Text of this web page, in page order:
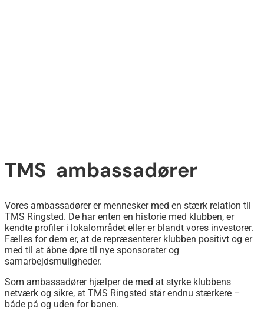
TMS ambassadører
Vores ambassadører er mennesker med en stærk relation til
TMS Ringsted. De har enten en historie med klubben, er
kendte profiler i lokalområdet eller er blandt vores investorer.
Fælles for dem er, at de repræsenterer klubben positivt og er
med til at åbne døre til nye sponsorater og
samarbejdsmuligheder.
Som ambassadører hjælper de med at styrke klubbens
netværk og sikre, at TMS Ringsted står endnu stærkere –
både på og uden for banen.